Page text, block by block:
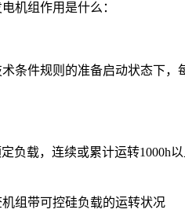
机组作用是什么：
条件规则的准备启动状态下
负载，连续或累计运转1000h
组带可控硅负载的运转状况